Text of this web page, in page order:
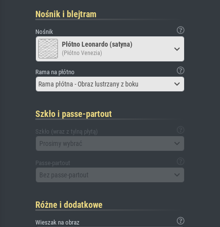
Nośnik i blejtram
Nośnik
Płótno Leonardo (satyna)
(Płótno Venezia)
Rama na płótno
Rama płótna - Obraz lustrzany z boku
Szkło i passe-partout
Szkło (wraz z tylną płytą)
Prosimy wybrać
Passe-partout
Bez passe-partout
Różne i dodatkowe
Wieszak na obraz